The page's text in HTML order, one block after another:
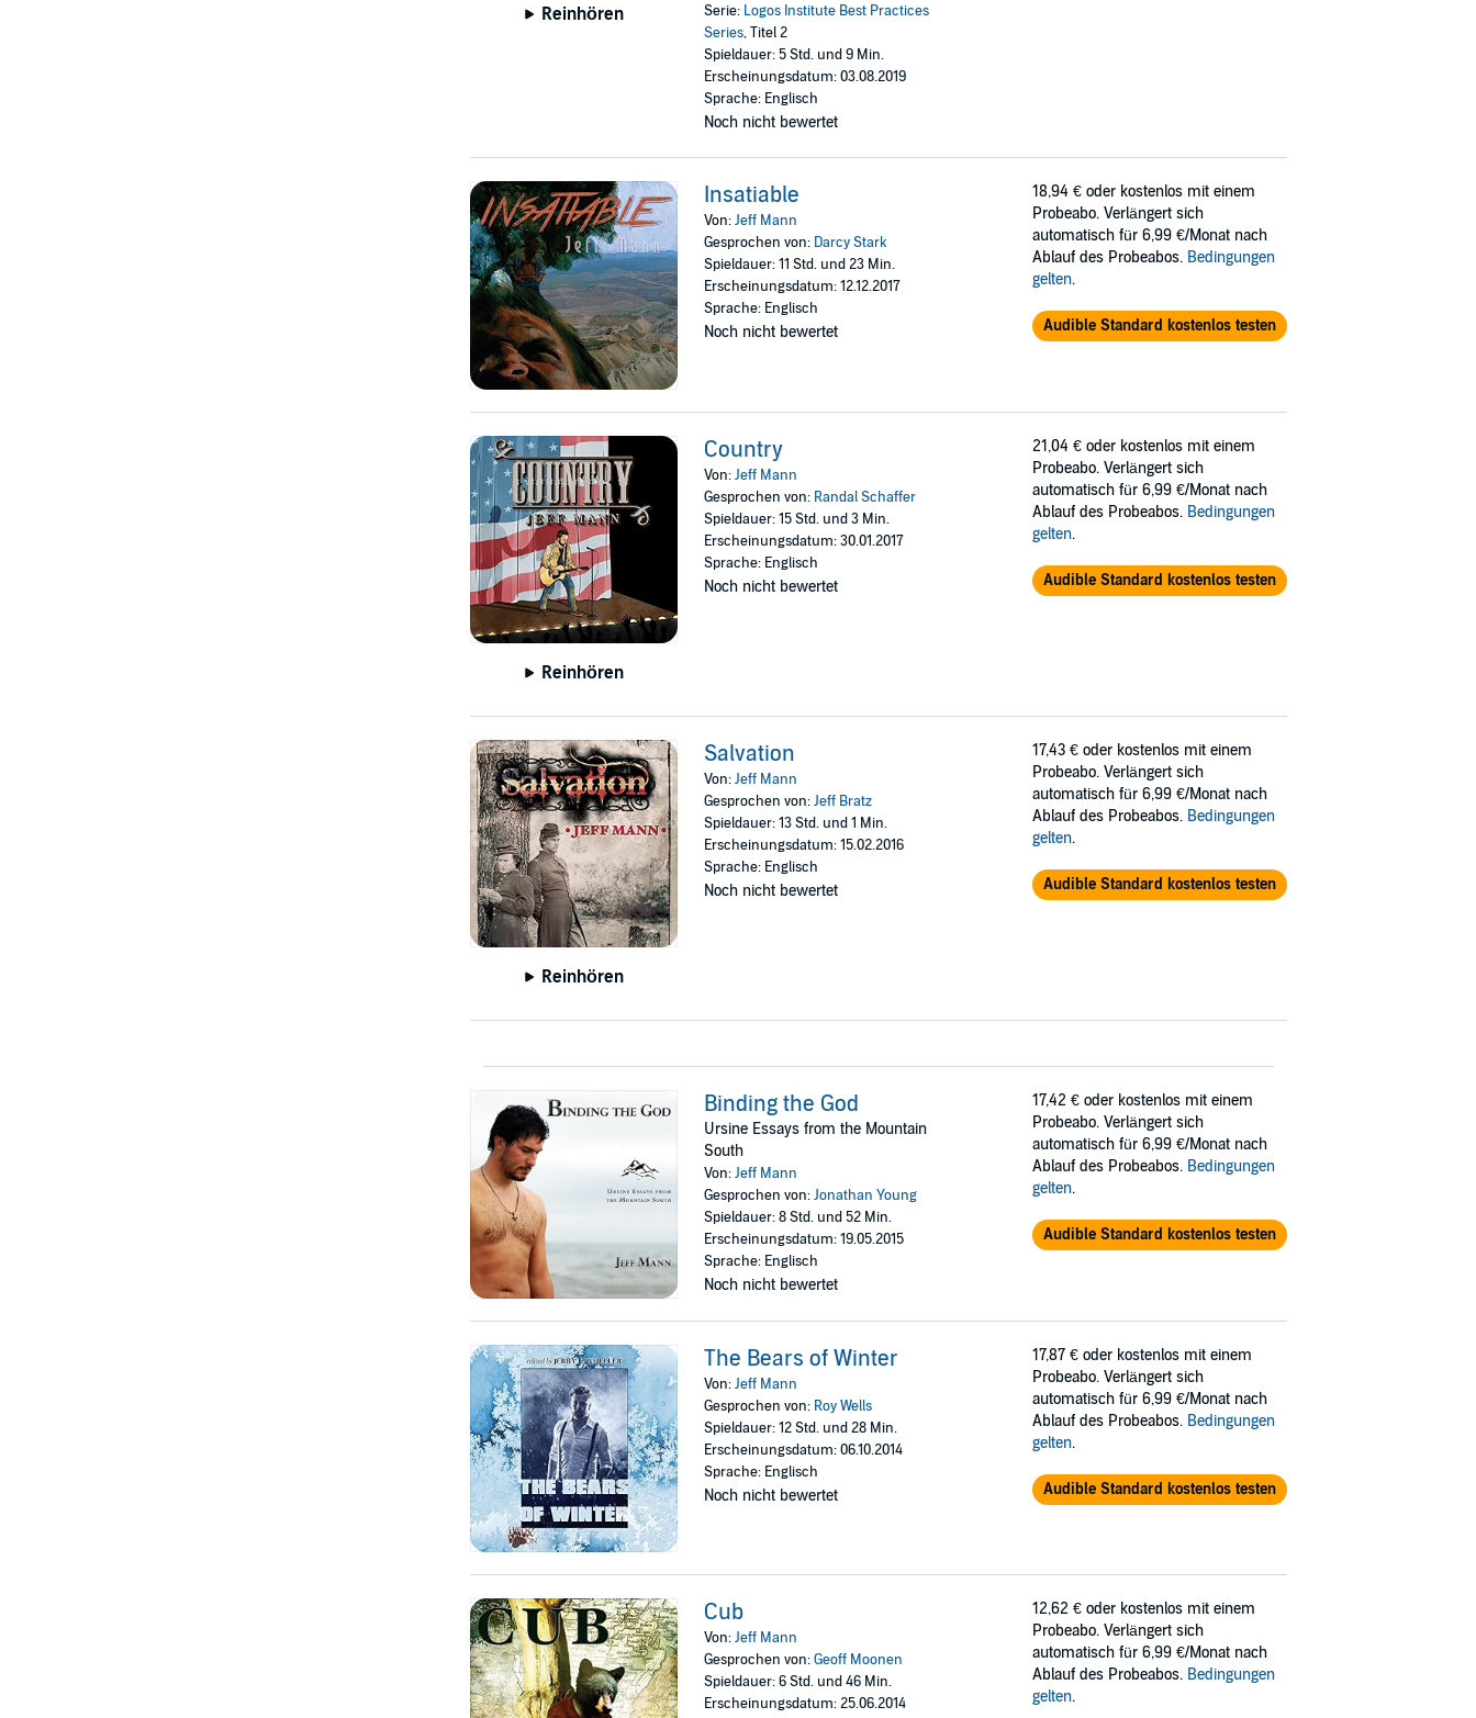
Reinhören
Serie: Logos Institute Best Practices
Series, Titel 2
Spieldauer: 5 Std. und 9 Min.
Erscheinungsdatum: 03.08.2019
Sprache: Englisch
Noch nicht bewertet
Insatiable
Von:Jeff Mann
Gesprochen von: Darcy Stark
Spieldauer: 11 Std. und 23 Min.
Erscheinungsdatum: 12.12.2017
Sprache: Englisch
Noch nicht bewertet
18,94 € oder kostenlos mit einem
Probeabo. Verlängert sich
automatisch für 6,99 €/Monat nach
Ablauf des Probeabos. Bedingungen
gelten.
Audible Standard kostenlos testen
Reinhören
Country
Von:Jeff Mann
Gesprochen von: Randal Schaffer
Spieldauer: 15 Std. und 3 Min.
Erscheinungsdatum: 30.01.2017
Sprache: Englisch
Noch nicht bewertet
21,04 € oder kostenlos mit einem
Probeabo. Verlängert sich
automatisch für 6,99 €/Monat nach
Ablauf des Probeabos. Bedingungen
gelten.
Audible Standard kostenlos testen
Reinhören
Salvation
Von:Jeff Mann
Gesprochen von:Jeff Bratz
Spieldauer: 13 Std. und 1 Min.
Erscheinungsdatum: 15.02.2016
Sprache: Englisch
Noch nicht bewertet
17,43 € oder kostenlos mit einem
Probeabo. Verlängert sich
automatisch für 6,99 €/Monat nach
Ablauf des Probeabos. Bedingungen
gelten.
Audible Standard kostenlos testen
Binding the God
Ursine Essays from the Mountain
South
Von:Jeff Mann
Gesprochen von:Jonathan Young
Spieldauer: 8 Std. und 52 Min.
Erscheinungsdatum: 19.05.2015
Sprache: Englisch
Noch nicht bewertet
17,42 € oder kostenlos mit einem
Probeabo. Verlängert sich
automatisch für 6,99 €/Monat nach
Ablauf des Probeabos. Bedingungen
gelten.
Audible Standard kostenlos testen
The Bears of Winter
Von:Jeff Mann
Gesprochen von: Roy Wells
Spieldauer: 12 Std. und 28 Min.
Erscheinungsdatum: 06.10.2014
Sprache: Englisch
Noch nicht bewertet
17,87 € oder kostenlos mit einem
Probeabo. Verlängert sich
automatisch für 6,99 €/Monat nach
Ablauf des Probeabos. Bedingungen
gelten.
Audible Standard kostenlos testen
Cub
Von:Jeff Mann
Gesprochen von:Geoff Moonen
Spieldauer: 6 Std. und 46 Min.
Erscheinungsdatum: 25.06.2014
12,62 € oder kostenlos mit einem
Probeabo. Verlängert sich
automatisch für 6,99 €/Monat nach
Ablauf des Probeabos. Bedingungen
gelten.